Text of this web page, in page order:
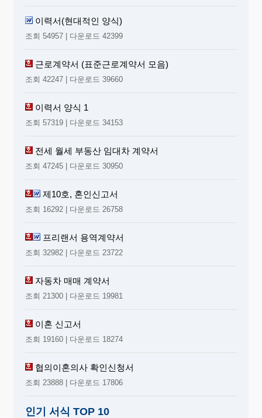
이력서(현대적인 양식)
조회 54957 | 다운로드 42399
근로계약서 (표준근로계약서 모음)
조회 42247 | 다운로드 39660
이력서 양식 1
조회 57319 | 다운로드 34153
전세 월세 부동산 임대차 계약서
조회 47245 | 다운로드 30950
제10호, 혼인신고서
조회 16292 | 다운로드 26758
프리랜서 용역계약서
조회 32982 | 다운로드 23722
자동차 매매 계약서
조회 21300 | 다운로드 19981
이혼 신고서
조회 19160 | 다운로드 18274
협의이혼의사 확인신청서
조회 23888 | 다운로드 17806
인기 서식 TOP 10